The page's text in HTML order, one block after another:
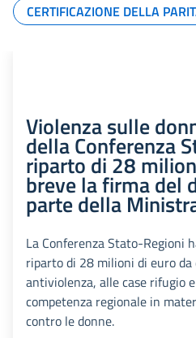
CERTIFICAZIONE DELLA
Violenza sulle
della Conferenza
riparto di 28
breve la firma del
parte della
La Conferenza Stato-Regioni
riparto di 28 milioni di euro
antiviolenza, alle case rifugio
competenza regionale in
contro le donne.